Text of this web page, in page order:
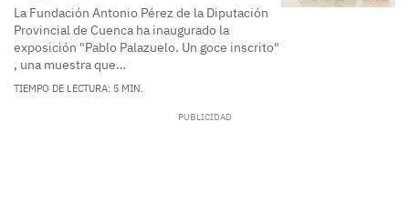
La Fundación Antonio Pérez de la Diputación
Provincial de Cuenca ha inaugurado la
exposición "Pablo Palazuelo. Un goce inscrito"
, una muestra que…
TIEMPO DE LECTURA: 5 MIN.